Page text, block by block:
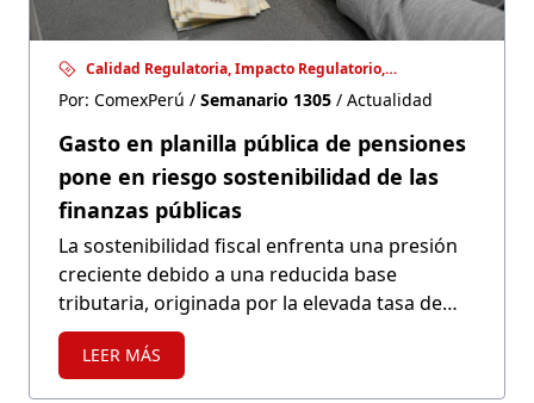
Calidad Regulatoria, Impacto Regulatorio,
Institucionalidad
Por: ComexPerú / Semanario 1305 / Actualidad
Gasto en planilla pública de pensiones
pone en riesgo sostenibilidad de las
finanzas públicas
La sostenibilidad fiscal enfrenta una presión
creciente debido a una reducida base
tributaria, originada por la elevada tasa de
informalidad y los constantes incrementos de
gasto corriente. A ello se suman iniciativas
legislativas que crean obligaciones de gasto
LEER MÁS